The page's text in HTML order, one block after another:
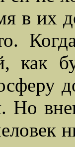
в их
как
Но